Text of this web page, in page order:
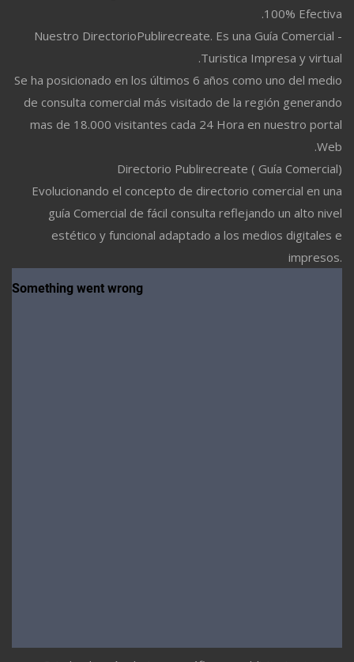
100% Efectiva.
Nuestro DirectorioPublirecreate. Es una Guía Comercial -
Turistica Impresa y virtual.
Se ha posicionado en los últimos 6 años como uno del medio
de consulta comercial más visitado de la región generando
mas de 18.000 visitantes cada 24 Hora en nuestro portal
Web.
Directorio Publirecreate ( Guía Comercial)
Evolucionando el concepto de directorio comercial en una
guía Comercial de fácil consulta reflejando un alto nivel
estético y funcional adaptado a los medios digitales e
impresos.